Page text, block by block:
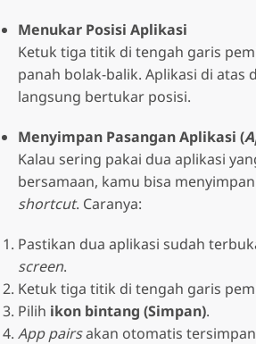
Menukar Posisi Aplikasi
Ketuk tiga titik di tengah garis
panah bolak-balik. Aplikasi di atas
langsung bertukar posisi.
Menyimpan Pasangan Aplikasi (
Kalau sering pakai dua aplikasi
bersamaan, kamu bisa
shortcut. Caranya:
Pastikan dua aplikasi sudah
screen.
Ketuk tiga titik di tengah garis
Pilih ikon bintang (Simpan).
App pairsakan otomatis tersimpan